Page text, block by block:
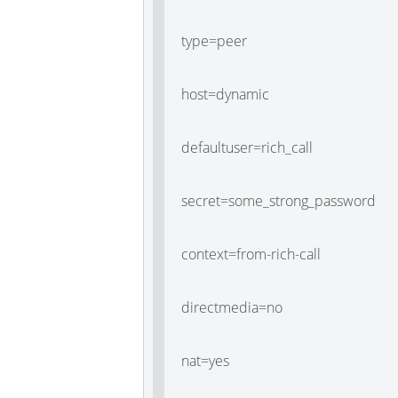
type=peer
host=dynamic
defaultuser=rich_call
secret=some_strong_password
context=from-rich-call
directmedia=no
nat=yes